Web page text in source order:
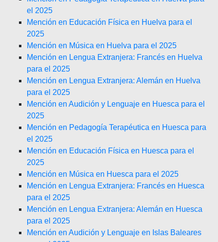
el 2025
Mención en Educación Física en Huelva para el
2025
Mención en Música en Huelva para el 2025
Mención en Lengua Extranjera: Francés en Huelva
para el 2025
Mención en Lengua Extranjera: Alemán en Huelva
para el 2025
Mención en Audición y Lenguaje en Huesca para el
2025
Mención en Pedagogía Terapéutica en Huesca para
el 2025
Mención en Educación Física en Huesca para el
2025
Mención en Música en Huesca para el 2025
Mención en Lengua Extranjera: Francés en Huesca
para el 2025
Mención en Lengua Extranjera: Alemán en Huesca
para el 2025
Mención en Audición y Lenguaje en Islas Baleares